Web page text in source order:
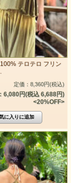
テロテロ フリン
定価：8,360円(税込)
6,080円(税込 6,688円)
<20%OFF>